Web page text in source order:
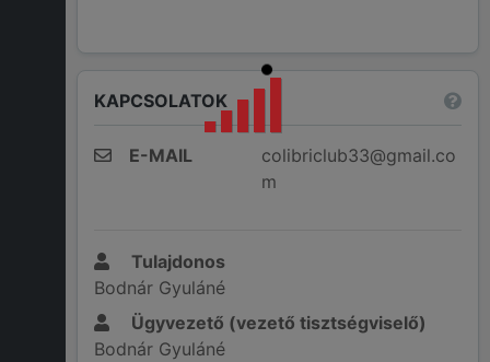
KAPCSOLATOK
E-MAIL
colibriclub33@gmail.co
m
Tulajdonos
Bodnár Gyuláné
Ügyvezető (vezető tisztségviselő)
Bodnár Gyuláné